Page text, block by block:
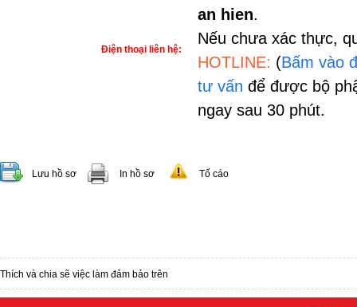
an hien.
Nếu chưa xác thực,
HOTLINE: (Bấm vào
tư vấn để được bộ
ngay sau 30 phút.
Điện thoại liên hệ:
Lưu hồ sơ In hồ sơ Tố cáo
Thích và chia sẽ việc làm đảm bảo trên